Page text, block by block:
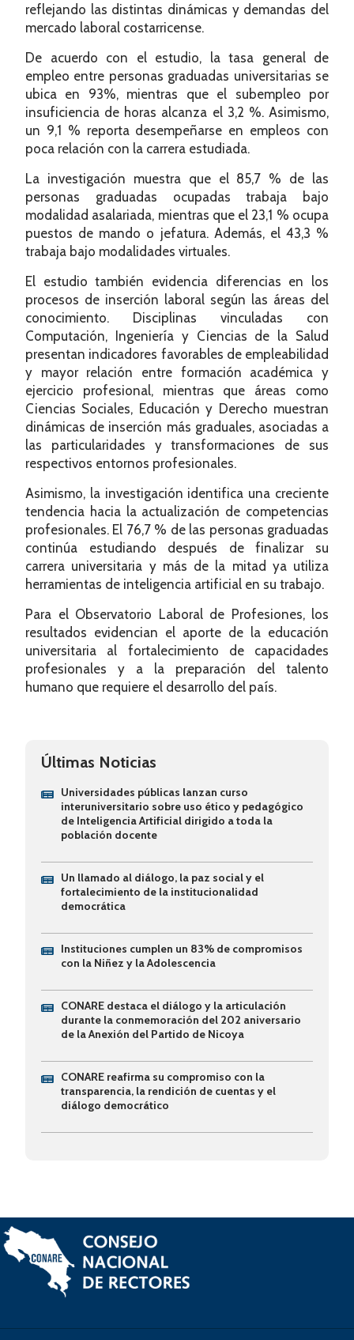
reflejando las distintas dinámicas y demandas del
mercado laboral costarricense.
De acuerdo con el estudio, la tasa general de
empleo entre personas graduadas universitarias se
ubica en 93%, mientras que el subempleo por
insuficiencia de horas alcanza el 3,2 %. Asimismo,
un 9,1 % reporta desempeñarse en empleos con
poca relación con la carrera estudiada.
La investigación muestra que el 85,7 % de las
personas graduadas ocupadas trabaja bajo
modalidad asalariada, mientras que el 23,1 % ocupa
puestos de mando o jefatura. Además, el 43,3 %
trabaja bajo modalidades virtuales.
El estudio también evidencia diferencias en los
procesos de inserción laboral según las áreas del
conocimiento. Disciplinas vinculadas con
Computación, Ingeniería y Ciencias de la Salud
presentan indicadores favorables de empleabilidad
y mayor relación entre formación académica y
ejercicio profesional, mientras que áreas como
Ciencias Sociales, Educación y Derecho muestran
dinámicas de inserción más graduales, asociadas a
las particularidades y transformaciones de sus
respectivos entornos profesionales.
Asimismo, la investigación identifica una creciente
tendencia hacia la actualización de competencias
profesionales. El 76,7 % de las personas graduadas
continúa estudiando después de finalizar su
carrera universitaria y más de la mitad ya utiliza
herramientas de inteligencia artificial en su trabajo.
Para el Observatorio Laboral de Profesiones, los
resultados evidencian el aporte de la educación
universitaria al fortalecimiento de capacidades
profesionales y a la preparación del talento
humano que requiere el desarrollo del país.
Últimas Noticias
Universidades públicas lanzan curso
interuniversitario sobre uso ético y pedagógico
de Inteligencia Artificial dirigido a toda la
población docente
Un llamado al diálogo, la paz social y el
fortalecimiento de la institucionalidad
democrática
Instituciones cumplen un 83% de compromisos
con la Niñez y la Adolescencia
CONARE destaca el diálogo y la articulación
durante la conmemoración del 202 aniversario
de la Anexión del Partido de Nicoya
CONARE reafirma su compromiso con la
transparencia, la rendición de cuentas y el
diálogo democrático